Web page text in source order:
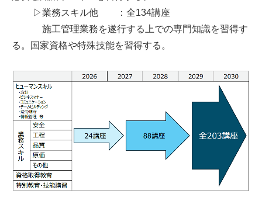
▷業務スキル他 ：全134講座
施工管理業務を遂行する上での専門知識を習得す
る。国家資格や特殊技能を習得する。